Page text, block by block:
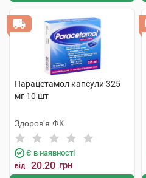
Парацетамол капсули 325
мг 10 шт
Здоров'я ФК
Є в наявності
від 20.20 грн